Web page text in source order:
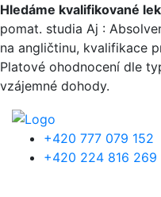
Přejít k hlavnímu obsahu
Hledáme kvalifikované
pomat. studia Aj :
na angličtinu, kvalifikace
Platové ohodnocení dle
vzájemné dohody.
+420 777 079 152
+420 224 816 269